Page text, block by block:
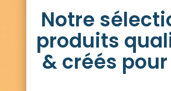
Notre
produits
& créés